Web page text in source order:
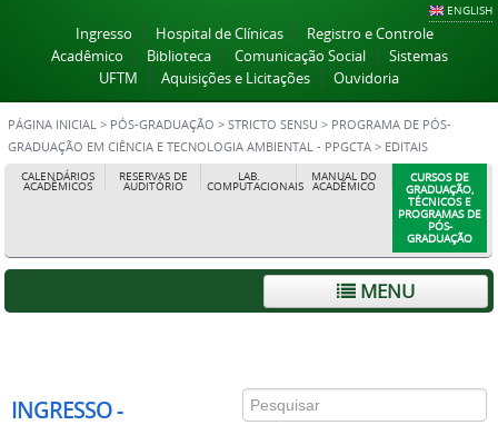
ENGLISH
Ingresso Hospital de Clínicas
Registro e Controle
Acadêmico
Biblioteca Comunicação Social
Sistemas
UFTM
Aquisições e Licitações Ouvidoria
PÁGINA INICIAL > PÓS-GRADUAÇÃO > STRICTO SENSU > PROGRAMA DE PÓS-
GRADUAÇÃO EM CIÊNCIA E TECNOLOGIA AMBIENTAL - PPGCTA > EDITAIS
ENCERRADOS
CALENDÁRIOS
ACADÊMICOS
RESERVAS DE
AUDITÓRIO
LAB.
COMPUTACIONAIS
MANUAL DO
ACADÊMICO
CURSOS DE
GRADUAÇÃO,
TÉCNICOS E
PROGRAMAS DE
PÓS-
GRADUAÇÃO
MENU